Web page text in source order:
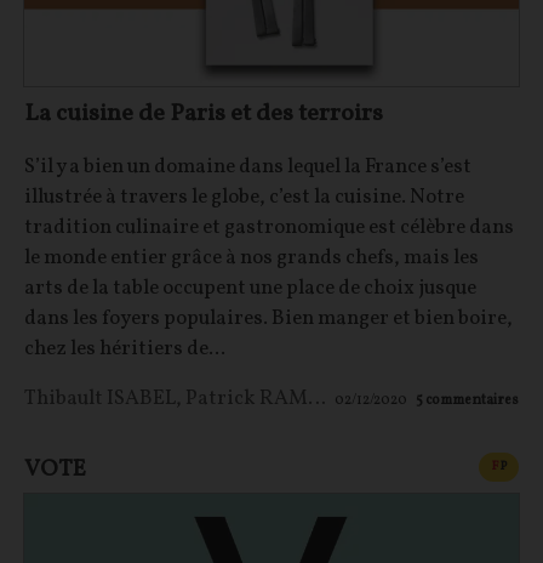
La cuisine de Paris et des terroirs
S’il y a bien un domaine dans lequel la France s’est
illustrée à travers le globe, c’est la cuisine. Notre
tradition culinaire et gastronomique est célèbre dans
le monde entier grâce à nos grands chefs, mais les
arts de la table occupent une place de choix jusque
dans les foyers populaires. Bien manger et bien boire,
chez les héritiers de...
Thibault ISABEL, Patrick RAMBOURG 02/12/2020 5 commentaires
VOTE FP